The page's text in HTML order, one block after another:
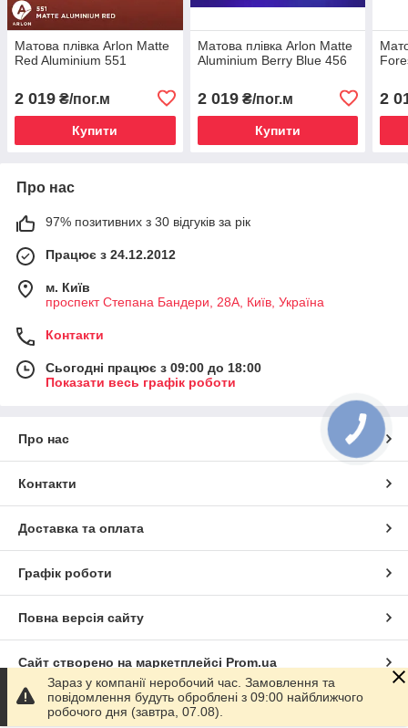
Матова плівка Arlon Matte
Red Aluminium 551
2 019 ₴/пог.м
Купити
Матова плівка Arlon Matte
Aluminium Berry Blue 456
2 019₴/пог.м
Купити
2
Про нас
97% позитивних з 30 відгуків за рік
Працює з 24.12.2012
м. Київ
проспект Степана Бандери, 28А, Київ, Україна
Контакти
Сьогодні працює з 09:00 до 18:00
Показати весь графік роботи
Про нас
Контакти
Доставка та оплата
Графік роботи
Повна версія сайту
Сайт створено на маркетплейсі Prom.ua
Політика конфіденційності
Зараз у компанії неробочий час. Замовлення та
повідомлення будуть оброблені з 09:00 найближчого
робочого дня (завтра, 07.08).
КНОПКА
ЗВ'ЯЗКУ